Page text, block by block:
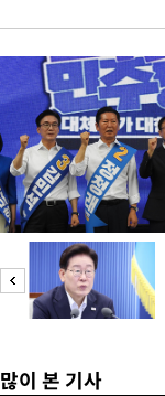
많이 본 기사